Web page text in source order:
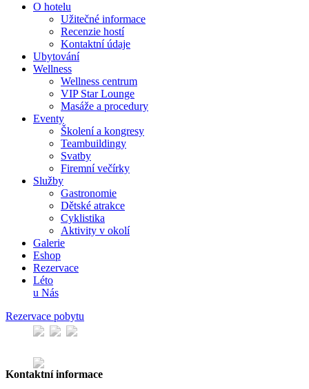
O hotelu
Užitečné informace
Recenzie hostí
Kontaktní údaje
Ubytování
Wellness
Wellness centrum
VIP Star Lounge
Masáže a procedury
Eventy
Školení a kongresy
Teambuildingy
Svatby
Firemní večírky
Služby
Gastronomie
Dětské atrakce
Cyklistika
Aktivity v okolí
Galerie
Eshop
Rezervace
Léto
u Nás
Rezervace pobytu
Kontaktní informace